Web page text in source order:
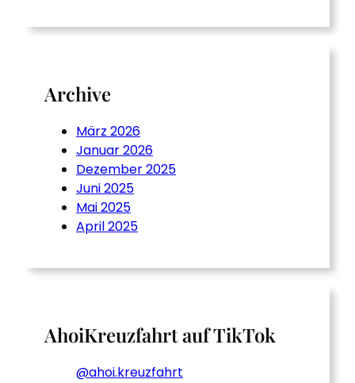
Archive
März 2026
Januar 2026
Dezember 2025
Juni 2025
Mai 2025
April 2025
AhoiKreuzfahrt auf TikTok
@ahoi.kreuzfahrt